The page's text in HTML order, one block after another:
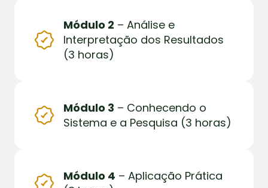
Módulo 2 – Análise e
Interpretação dos Resultados
(3 horas)
Módulo 3 – Conhecendo o
Sistema e a Pesquisa (3 horas)
Módulo 4 – Aplicação Prática